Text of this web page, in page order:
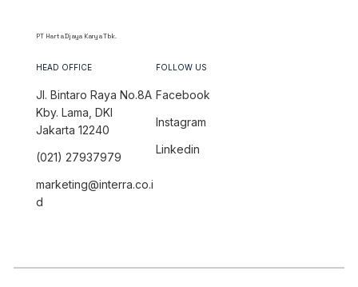
PT Harta Djaya Karya Tbk.
HEAD OFFICE
Jl. Bintaro Raya No.8A
Kby. Lama, DKI
Jakarta 12240
(021) 27937979
marketing@interra.co.i
d
FOLLOW US
Facebook
Instagram
Linkedin